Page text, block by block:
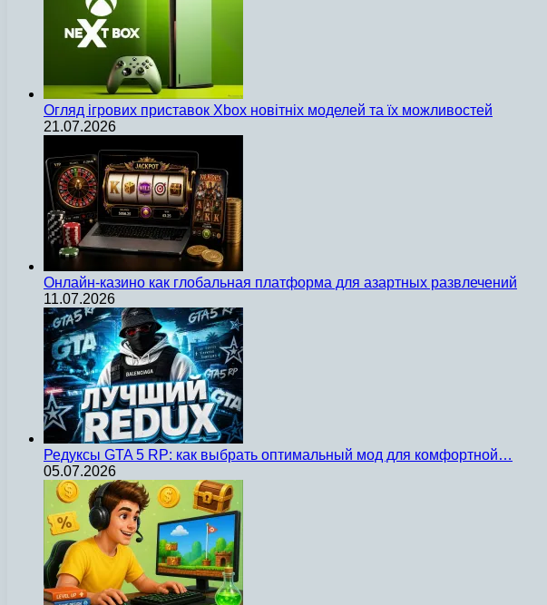
Огляд ігрових приставок Xbox новітніх моделей та їх можливостей
21.07.2026
Онлайн-казино как глобальная платформа для азартных развлечений
11.07.2026
Редуксы GTA 5 RP: как выбрать оптимальный мод для комфортной…
05.07.2026